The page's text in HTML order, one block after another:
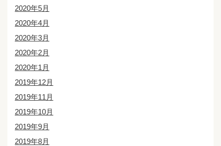
2020年5月
2020年4月
2020年3月
2020年2月
2020年1月
2019年12月
2019年11月
2019年10月
2019年9月
2019年8月